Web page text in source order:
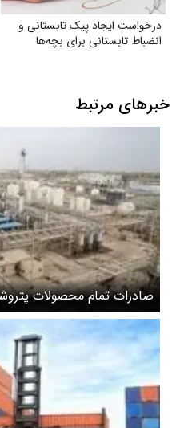
درخواست ایجاد پیک تابستانی و
انضباط تابستانی برای بچه‌ها
خبرهای مرتبط
صادرات تمام محصولات